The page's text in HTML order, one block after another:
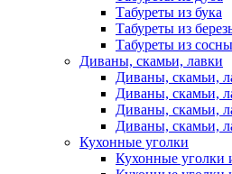
Табуреты из бука
Табуреты из
Табуреты из сосны
Диваны, скамьи, лавки
Диваны, скамьи,
Диваны, скамьи,
Диваны, скамьи,
Диваны, скамьи,
Кухонные уголки
Кухонные уголки